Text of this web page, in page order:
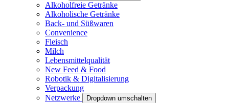
Alkoholfreie Getränke
Alkoholische Getränke
Back- und Süßwaren
Convenience
Fleisch
Milch
Lebensmittelqualität
New Feed & Food
Robotik & Digitalisierung
Verpackung
Netzwerke
Dropdown umschalten